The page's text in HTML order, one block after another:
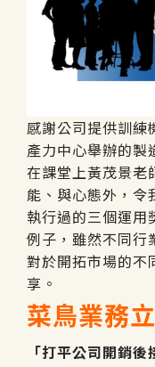
感謝公司提供訓練
產力中心舉辦的製
在課堂上黃茂景老
能、與心態外，令
執行過的三個運用
例子，雖然不同行
對於開拓市場的不
享。
菜鳥業務
「打平公司開銷後